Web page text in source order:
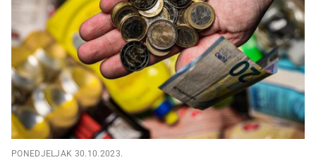
PONEDJELJAK 30.10.2023.